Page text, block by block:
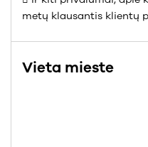
metų klausantis klientų
Vieta mieste